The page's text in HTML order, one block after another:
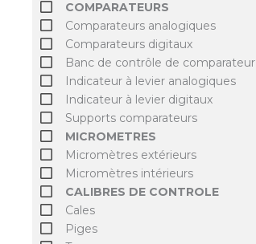
COMPARATEURS
Comparateurs analogiques
Comparateurs digitaux
Banc de contrôle de comparateur
Indicateur à levier analogiques
Indicateur à levier digitaux
Supports comparateurs
MICROMETRES
Micromètres extérieurs
Micromètres intérieurs
CALIBRES DE CONTROLE
Cales
Piges